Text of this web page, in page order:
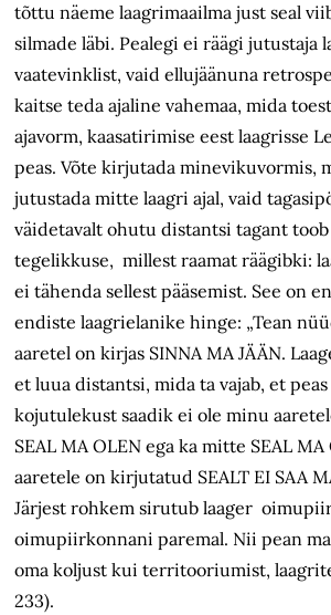
tõttu näeme laagrimaailma just seal
silmade läbi. Pealegi ei räägi jutustaja
vaatevinklist, vaid ellujäänuna
kaitse teda ajaline vahemaa, mida
ajavorm, kaasatirimise eest laagrisse
peas. Võte kirjutada minevikuvormis,
jutustada mitte laagri ajal, vaid
väidetavalt ohutu distantsi tagant
tegelikkuse, millest raamat räägibki:
ei tähenda sellest pääsemist. See on
endiste laagrielanike hinge: „Tean
aaretel on kirjas SINNA MA JÄÄN.
et luua distantsi, mida ta vajab, et
kojutulekust saadik ei ole minu
SEAL MA OLEN ega ka mitte SEAL
aaretele on kirjutatud SEALT EI SAA
Järjest rohkem sirutub laager
oimupiirkonnani paremal. Nii pean
oma koljust kui territooriumist,
233).